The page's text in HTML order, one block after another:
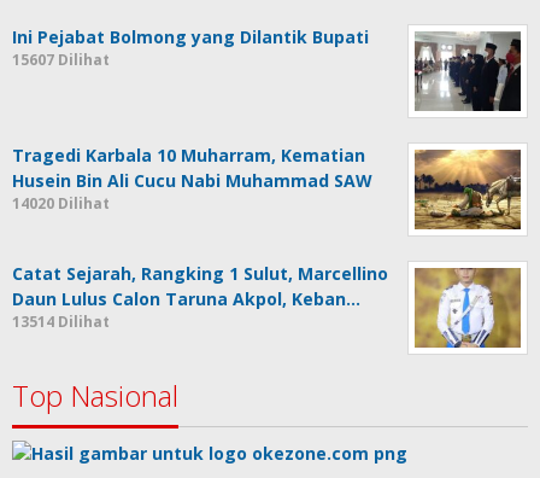
Ini Pejabat Bolmong yang Dilantik Bupati
15607 Dilihat
Tragedi Karbala 10 Muharram, Kematian
Husein Bin Ali Cucu Nabi Muhammad SAW
14020 Dilihat
Catat Sejarah, Rangking 1 Sulut, Marcellino
Daun Lulus Calon Taruna Akpol, Keban…
13514 Dilihat
Top Nasional